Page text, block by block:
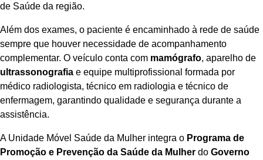
de Saúde da região.
Além dos exames, o paciente é encaminhado à rede de saúde
sempre que houver necessidade de acompanhamento
complementar. O veículo conta com mamógrafo, aparelho de
ultrassonografia e equipe multiprofissional formada por
médico radiologista, técnico em radiologia e técnico de
enfermagem, garantindo qualidade e segurança durante a
assistência.
A Unidade Móvel Saúde da Mulher integra o Programa de
Promoção e Prevenção da Saúde da Mulher do Governo